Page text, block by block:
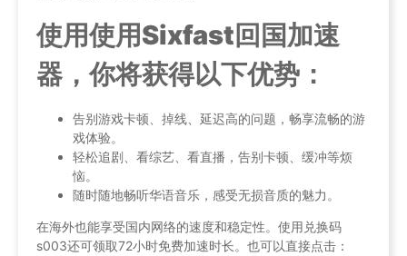
使用使用Sixfast回国加速
器，你将获得以下优势：
告别游戏卡顿、掉线、延迟高的问题，畅享流畅的游
戏体验。
轻松追剧、看综艺、看直播，告别卡顿、缓冲等烦
恼。
随时随地畅听华语音乐，感受无损音质的魅力。
在海外也能享受国内网络的速度和稳定性。使用兑换码
s003还可领取72小时免费加速时长。也可以直接点击：